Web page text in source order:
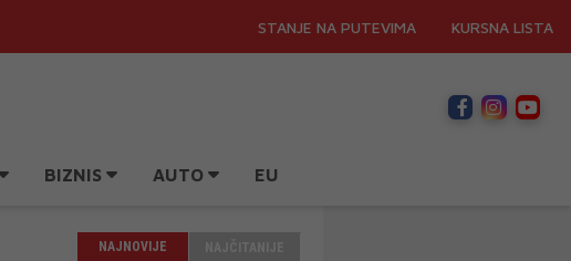
STANJE NA PUTEVIMA KURSNA LISTA
BIZNIS AUTO EU
NAJNOVIJE